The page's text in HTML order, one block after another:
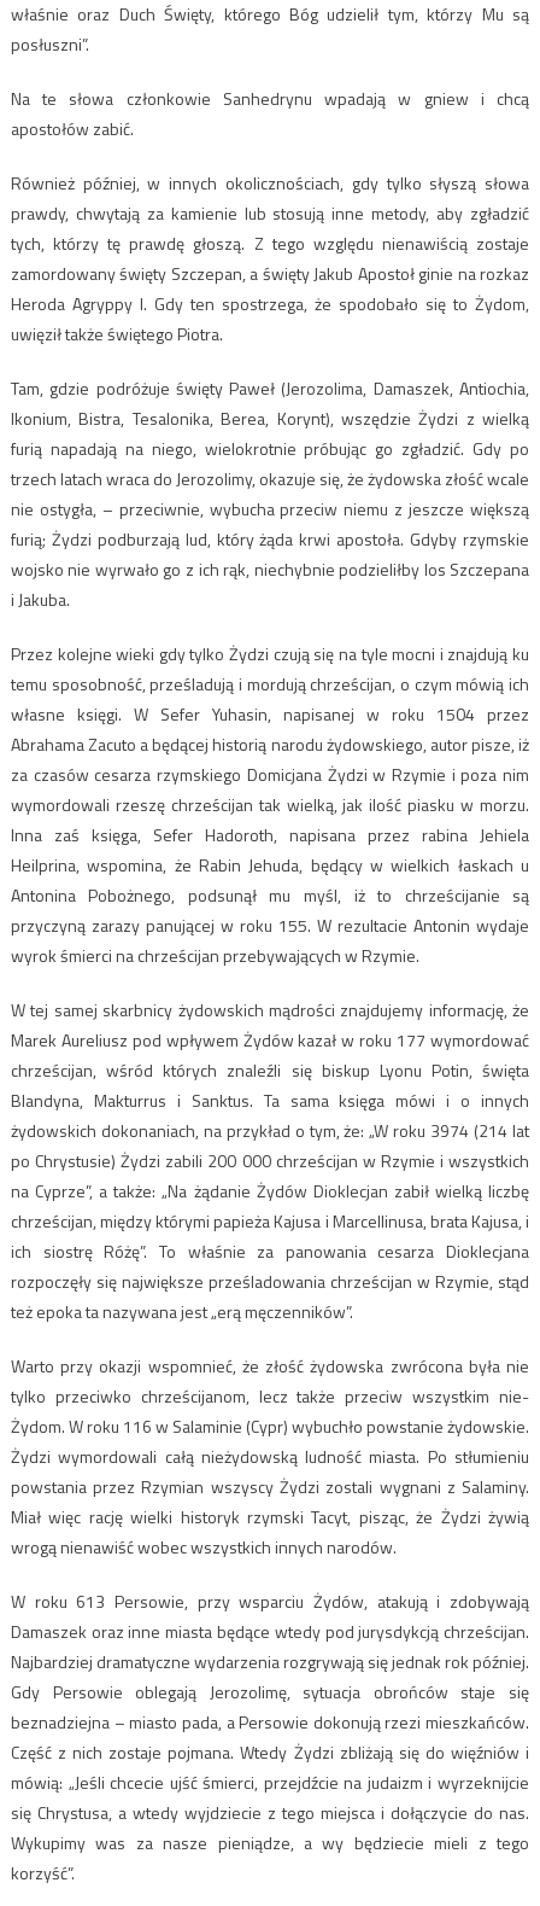
właśnie oraz Duch Święty, którego Bóg udzielił tym, którzy Mu są
posłuszni”.
Na te słowa członkowie Sanhedrynu wpadają w gniew i chcą
apostołów zabić.
Również później, w innych okolicznościach, gdy tylko słyszą słowa
prawdy, chwytają za kamienie lub stosują inne metody, aby zgładzić
tych, którzy tę prawdę głoszą. Z tego względu nienawiścią zostaje
zamordowany święty Szczepan, a święty Jakub Apostoł ginie na rozkaz
Heroda Agryppy I. Gdy ten spostrzega, że spodobało się to Żydom,
uwięził także świętego Piotra.
Tam, gdzie podróżuje święty Paweł (Jerozolima, Damaszek, Antiochia,
Ikonium, Bistra, Tesalonika, Berea, Korynt), wszędzie Żydzi z wielką
furią napadają na niego, wielokrotnie próbując go zgładzić. Gdy po
trzech latach wraca do Jerozolimy, okazuje się, że żydowska złość wcale
nie ostygła, – przeciwnie, wybucha przeciw niemu z jeszcze większą
furią; Żydzi podburzają lud, który żąda krwi apostoła. Gdyby rzymskie
wojsko nie wyrwało go z ich rąk, niechybnie podzieliłby los Szczepana
i Jakuba.
Przez kolejne wieki gdy tylko Żydzi czują się na tyle mocni i znajdują ku
temu sposobność, prześladują i mordują chrześcijan, o czym mówią ich
własne księgi. W Sefer Yuhasin, napisanej w roku 1504 przez
Abrahama Zacuto a będącej historią narodu żydowskiego, autor pisze, iż
za czasów cesarza rzymskiego Domicjana Żydzi w Rzymie i poza nim
wymordowali rzeszę chrześcijan tak wielką, jak ilość piasku w morzu.
Inna zaś księga, Sefer Hadoroth, napisana przez rabina Jehiela
Heilprina, wspomina, że Rabin Jehuda, będący w wielkich łaskach u
Antonina Pobożnego, podsunął mu myśl, iż to chrześcijanie są
przyczyną zarazy panującej w roku 155. W rezultacie Antonin wydaje
wyrok śmierci na chrześcijan przebywających w Rzymie.
W tej samej skarbnicy żydowskich mądrości znajdujemy informację, że
Marek Aureliusz pod wpływem Żydów kazał w roku 177 wymordować
chrześcijan, wśród których znaleźli się biskup Lyonu Potin, święta
Blandyna, Makturrus i Sanktus. Ta sama księga mówi i o innych
żydowskich dokonaniach, na przykład o tym, że: „W roku 3974 (214 lat
po Chrystusie) Żydzi zabili 200 000 chrześcijan w Rzymie i wszystkich
na Cyprze”, a także: „Na żądanie Żydów Dioklecjan zabił wielką liczbę
chrześcijan, między którymi papieża Kajusa i Marcellinusa, brata Kajusa, i
ich siostrę Różę”. To właśnie za panowania cesarza Dioklecjana
rozpoczęły się największe prześladowania chrześcijan w Rzymie, stąd
też epoka ta nazywana jest „erą męczenników”.
Warto przy okazji wspomnieć, że złość żydowska zwrócona była nie
tylko przeciwko chrześcijanom, lecz także przeciw wszystkim nie-
Żydom. W roku 116 w Salaminie (Cypr) wybuchło powstanie żydowskie.
Żydzi wymordowali całą nieżydowską ludność miasta. Po stłumieniu
powstania przez Rzymian wszyscy Żydzi zostali wygnani z Salaminy.
Miał więc rację wielki historyk rzymski Tacyt, pisząc, że Żydzi żywią
wrogą nienawiść wobec wszystkich innych narodów.
W roku 613 Persowie, przy wsparciu Żydów, atakują i zdobywają
Damaszek oraz inne miasta będące wtedy pod jurysdykcją chrześcijan.
Najbardziej dramatyczne wydarzenia rozgrywają się jednak rok później.
Gdy Persowie oblegają Jerozolimę, sytuacja obrońców staje się
beznadziejna – miasto pada, a Persowie dokonują rzezi mieszkańców.
Część z nich zostaje pojmana. Wtedy Żydzi zbliżają się do więźniów i
mówią: „Jeśli chcecie ujść śmierci, przejdźcie na judaizm i wyrzeknijcie
się Chrystusa, a wtedy wyjdziecie z tego miejsca i dołączycie do nas.
Wykupimy was za nasze pieniądze, a wy będziecie mieli z tego
korzyść”.